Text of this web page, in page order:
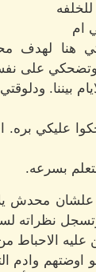
ام
هنا لهدف
وتضحكي على
بيننا.
عليكي بره.
بسرعه.
علشان محدش
نظراته
عليه الاحباط
اوضتهم